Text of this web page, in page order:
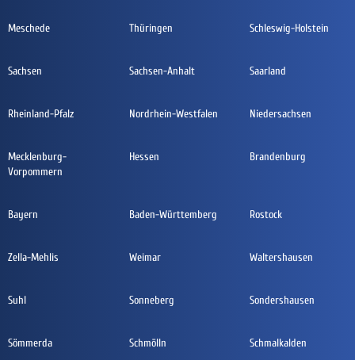
Meschede Thüringen Schleswig-Holstein
Sachsen Sachsen-Anhalt Saarland
Rheinland-Pfalz Nordrhein-Westfalen Niedersachsen
Mecklenburg-
Vorpommern
Hessen Brandenburg
Bayern Baden-Württemberg Rostock
Zella-Mehlis Weimar Waltershausen
Suhl Sonneberg Sondershausen
Sömmerda Schmölln Schmalkalden